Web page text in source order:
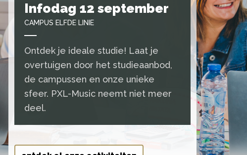
Infodag 12 september
CAMPUS ELFDE LINIE
Ontdek je ideale studie! Laat je
overtuigen door het studieaanbod,
de campussen en onze unieke
sfeer. PXL-Music neemt niet meer
deel.